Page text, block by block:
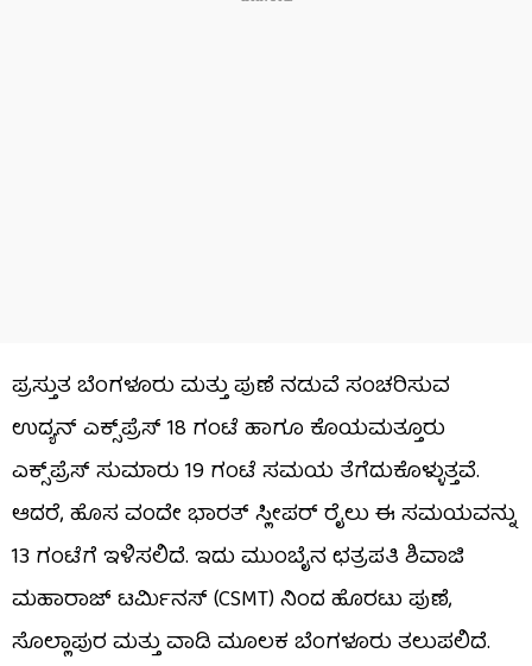
ಪ್ರಸ್ತುತ ಬೆಂಗಳೂರು ಮತ್ತು ಪುಣೆ ನಡುವೆ ಸಂಚರಿಸುವ
ಉದ್ಯನ್ ಎಕ್ಸ್‌ಪ್ರೆಸ್ 18 ಗಂಟೆ ಹಾಗೂ ಕೊಯಮತ್ತೂರು
ಎಕ್ಸ್‌ಪ್ರೆಸ್ ಸುಮಾರು 19 ಗಂಟೆ ಸಮಯ ತೆಗೆದುಕೊಳ್ಳುತ್ತವೆ.
ಆದರೆ, ಹೊಸ ವಂದೇ ಭಾರತ್ ಸ್ಲೀಪರ್ ರೈಲು ಈ ಸಮಯವನ್ನು
13 ಗಂಟೆಗೆ ಇಳಿಸಲಿದೆ. ಇದು ಮುಂಬೈನ ಛತ್ರಪತಿ ಶಿವಾಜಿ
ಮಹಾರಾಜ್ ಟರ್ಮಿನಸ್ (CSMT) ನಿಂದ ಹೊರಟು ಪುಣೆ,
ಸೊಲ್ಲಾಪುರ ಮತ್ತು ವಾಡಿ ಮೂಲಕ ಬೆಂಗಳೂರು ತಲುಪಲಿದೆ.